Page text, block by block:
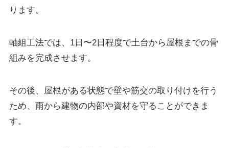
ります。
軸組工法では、1日〜2日程度で土台から屋根までの骨
組みを完成させます。
その後、屋根がある状態で壁や筋交の取り付けを行う
ため、雨から建物の内部や資材を守ることができま
す。